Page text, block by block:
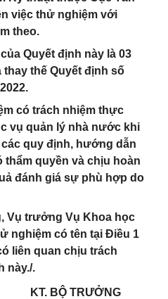
việc thử nghiệm với
theo.
Quyết định này là 03
thay thế Quyết định số
có trách nhiệm thực
vụ quản lý nhà nước khi
quy định, hướng dẫn
quyền và chịu hoàn
đánh giá sự phù hợp do
Vụ trưởng Vụ Khoa học
nghiệm có tên tại Điều 1
liên quan chịu trách
này./.
KT. BỘ TRƯỞNG